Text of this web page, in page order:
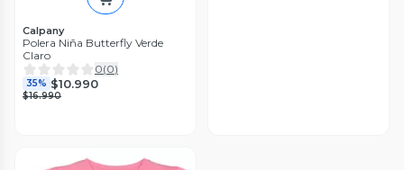
Calpany
Polera Niña Butterfly Verde
Claro
0(0)
35% $10.990
$16.990